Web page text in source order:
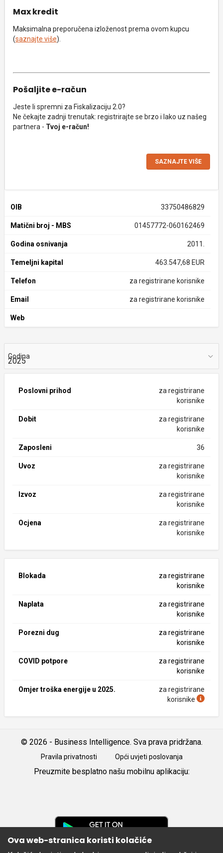
Max kredit
Maksimalna preporučena izloženost prema ovom kupcu
(saznajte više).
Pošaljite e-račun
Jeste li spremni za Fiskalizaciju 2.0?
Ne čekajte zadnji trenutak: registrirajte se brzo i lako uz našeg
partnera - Tvoj e-račun!
SAZNAJTE VIŠE
OIB 33750486829
Matični broj - MBS 01457772-060162469
Godina osnivanja 2011.
Temeljni kapital 463.547,68 EUR
Telefon za registrirane korisnike
Email za registrirane korisnike
Web
Godina
Poslovni prihod
za registrirane
korisnike
Dobit
za registrirane
korisnike
Zaposleni 36
Uvoz
za registrirane
korisnike
Izvoz
za registrirane
korisnike
Ocjena
za registrirane
korisnike
Blokada
za registrirane
korisnike
Naplata
za registrirane
korisnike
Porezni dug
za registrirane
korisnike
COVID potpore
za registrirane
korisnike
Omjer troška energije u 2025.
za registrirane
korisnike
© 2026 - Business Intelligence. Sva prava pridržana.
Pravila privatnosti Opći uvjeti poslovanja
Preuzmite besplatno našu mobilnu aplikaciju:
Ova web-stranica koristi kolačiće